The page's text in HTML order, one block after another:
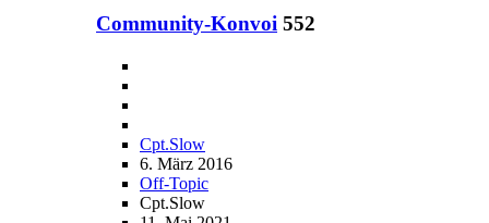
Community-Konvoi 552
Cpt.Slow
6. März 2016
Off-Topic
Cpt.Slow